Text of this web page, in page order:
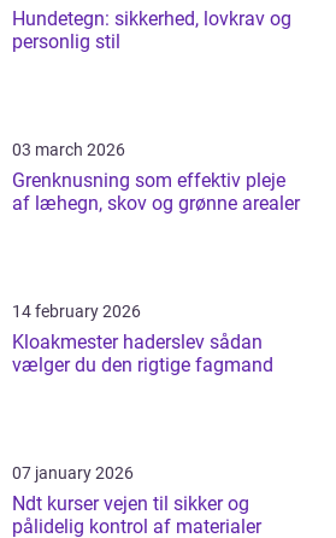
Hundetegn: sikkerhed, lovkrav og
personlig stil
03 march 2026
Grenknusning som effektiv pleje
af læhegn, skov og grønne arealer
14 february 2026
Kloakmester haderslev sådan
vælger du den rigtige fagmand
07 january 2026
Ndt kurser vejen til sikker og
pålidelig kontrol af materialer